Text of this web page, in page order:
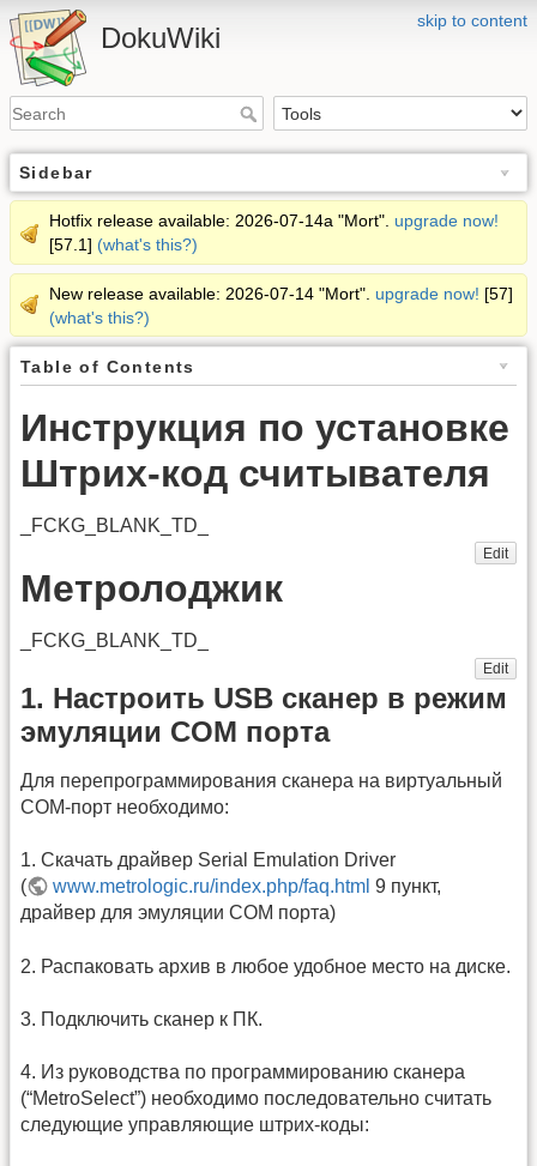
skip to content
DokuWiki
Sidebar
Hotfix release available: 2026-07-14a "Mort". upgrade now!
[57.1] (what's this?)
New release available: 2026-07-14 "Mort". upgrade now! [57]
(what's this?)
Table of Contents
Инструкция по установке
Штрих-код считывателя
_FCKG_BLANK_TD_
Edit
Метролоджик
_FCKG_BLANK_TD_
Edit
1. Настроить USB сканер в режим
эмуляции COM порта
Для перепрограммирования сканера на виртуальный
COM-порт необходимо:
1. Скачать драйвер Serial Emulation Driver
(
www.metrologic.ru/index.php/faq.html 9 пункт,
драйвер для эмуляции СОМ порта)
2. Распаковать архив в любое удобное место на диске.
3. Подключить сканер к ПК.
4. Из руководства по программированию сканера
(“MetroSelect”) необходимо последовательно считать
следующие управляющие штрих-коды: